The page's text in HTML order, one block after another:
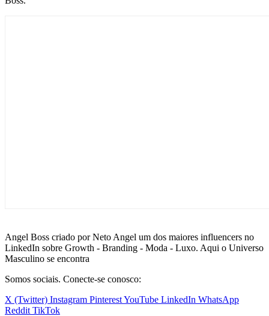
Angel Boss criado por Neto Angel um dos maiores influencers no
LinkedIn sobre Growth - Branding - Moda - Luxo. Aqui o Universo
Masculino se encontra
Somos sociais. Conecte-se conosco:
X (Twitter) Instagram PinterestYouTube LinkedIn WhatsApp
Reddit TikTok